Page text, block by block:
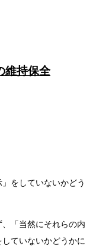
維持保全
をしていないかどう
「 当然にそれらの内
ていないかどうかに